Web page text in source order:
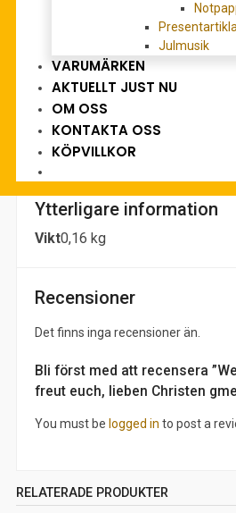
Julmusik
VARUMÄRKEN
AKTUELLT JUST NU
OM OSS
KONTAKTA OSS
KÖPVILLKOR
Main title: Nun freut euch, lieben
Series: Musik für Blechbläser und
Scoring / Instrumentation, Details:
Binding: Stapled
Format: 30,0 x 23,0 cm
Ytterligare information
Vikt0,16 kg
Recensioner
Det finns inga recensioner än.
Bli först med att recensera
freut euch, lieben Christen
You must be logged in to post a
RELATERADE PRODUKTER